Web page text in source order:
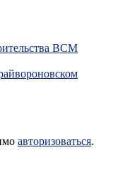
ВСМ
авторизоваться.